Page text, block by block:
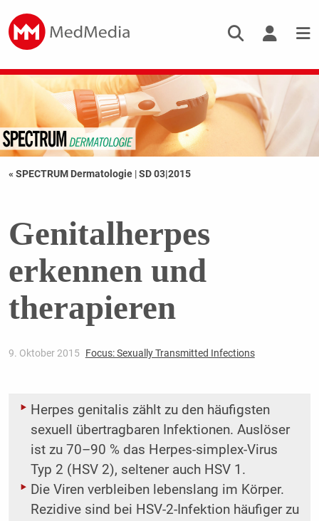
« SPECTRUM Dermatologie |SD 03|2015
Genitalherpes
erkennen und
therapieren
9. Oktober 2015 Focus: Sexually Transmitted Infections
Herpes genitalis zählt zu den häufigsten
sexuell übertragbaren Infektionen. Auslöser
ist zu 70–90 % das Herpes-simplex-Virus
Typ 2 (HSV 2), seltener auch HSV 1.
Die Viren verbleiben lebenslang im Körper.
Rezidive sind bei HSV-2-Infektion häufiger zu